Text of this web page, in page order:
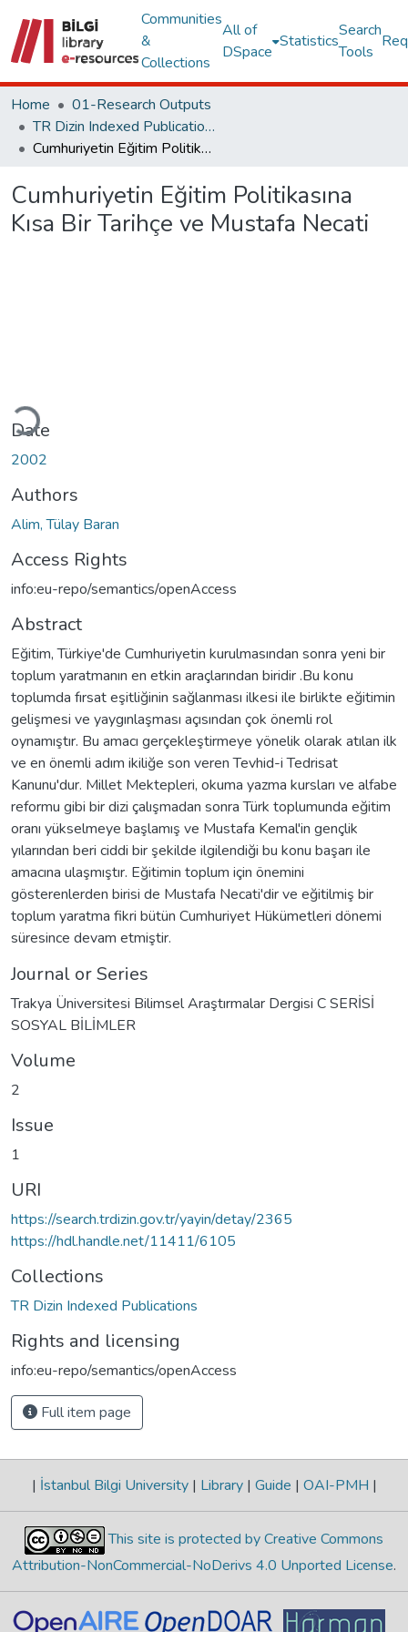
Communities
&
Collections
All of
DSpace
Statistics
Search
Tools
Home
01-Research Outputs
TR Dizin Indexed Publications
Cumhuriyetin Eğitim Politikasına Kısa Bir Tarihçe ve Mustafa Necati
Cumhuriyetin Eğitim Politikasına
Kısa Bir Tarihçe ve Mustafa Necati
Date
2002
Authors
Alim, Tülay Baran
Access Rights
info:eu-repo/semantics/openAccess
Abstract
Eğitim, Türkiye'de Cumhuriyetin kurulmasından sonra yeni bir
toplum yaratmanın en etkin araçlarından biridir .Bu konu
toplumda fırsat eşitliğinin sağlanması ilkesi ile birlikte eğitimin
gelişmesi ve yaygınlaşması açısından çok önemli rol
oynamıştır. Bu amacı gerçekleştirmeye yönelik olarak atılan ilk
ve en önemli adım ikiliğe son veren Tevhid-i Tedrisat
Kanunu'dur. Millet Mektepleri, okuma yazma kursları ve alfabe
reformu gibi bir dizi çalışmadan sonra Türk toplumunda eğitim
oranı yükselmeye başlamış ve Mustafa Kemal'in gençlik
yılarından beri ciddi bir şekilde ilgilendiği bu konu başarı ile
amacına ulaşmıştır. Eğitimin toplum için önemini
gösterenlerden birisi de Mustafa Necati'dir ve eğitilmiş bir
toplum yaratma fikri bütün Cumhuriyet Hükümetleri dönemi
süresince devam etmiştir.
Journal or Series
Trakya Üniversitesi Bilimsel Araştırmalar Dergisi C SERİSİ
SOSYAL BİLİMLER
Volume
2
Issue
1
URI
https://search.trdizin.gov.tr/yayin/detay/2365
https://hdl.handle.net/11411/6105
Collections
TR Dizin Indexed Publications
Rights and licensing
info:eu-repo/semantics/openAccess
Full item page
| İstanbul Bilgi University | Library | Guide | OAI-PMH |
This site is protected by Creative Commons
Attribution-NonCommercial-NoDerivs 4.0 Unported License.